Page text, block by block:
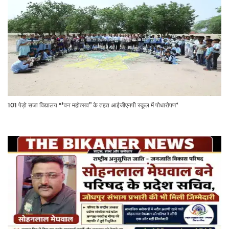
101 पेड़ो सजा विद्यालय "*वन महोत्सव” के तहत आईजीएनपी स्कूल में पौधारोपण*